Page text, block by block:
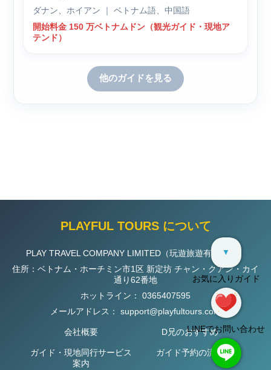
ダナン、ホイアン ｜ ベトナム語、中国語
開始料金 150 万ベトナムドン（観光ガイド・現地ア
テンド）
他のガイドを見る
PLAYFUL TOURS について
PLAY TRAVEL COMPANY LIMITED（玩遊旅遊有限公司）
住所：ベトナム・ホーチミン市1区 新定坊 チャン・クアン・カイ
通り62番地
ホットライン： 0365407595
メールアドレス： support@playfultours.com
会社概要 D兄のおすすめ
ガイド・現地同行サービス
案内
ガイド予約の流れ
▼
お気に入りガイド
LINEでお問い合わせ